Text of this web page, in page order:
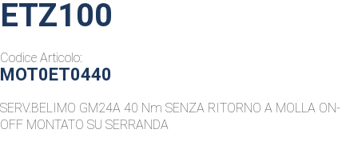
ETZ100
Codice Articolo:
MOT0ET0440
SERV.BELIMO GM24A 40 Nm SENZA RITORNO A MOLLA ON-
OFF MONTATO SU SERRANDA